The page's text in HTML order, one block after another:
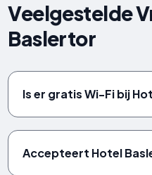
Veelgestelde
Baslertor
Is er gratis Wi-Fi bij
Accepteert Hotel